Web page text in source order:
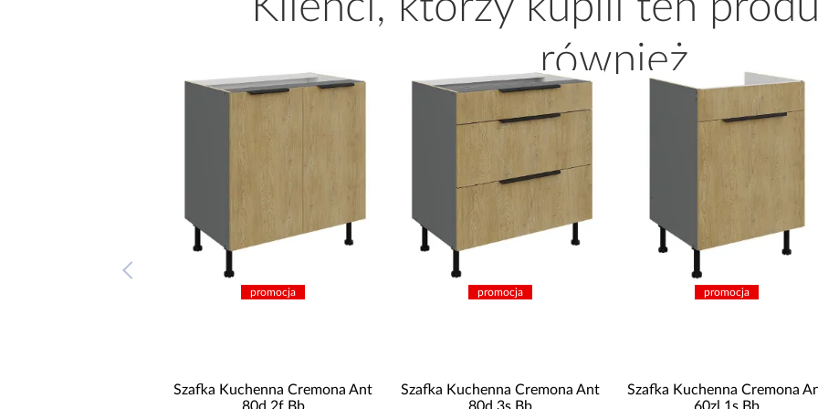
również
Szafka Kuchenna Cremona Ant
Szafka Kuchenna Cremona Ant
Szafka Kuchenna Cremona Ant
Szafka